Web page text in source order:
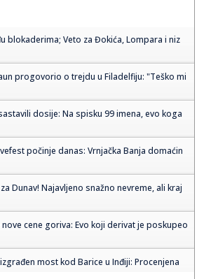
blokaderima; Veto za Đokića, Lompara i niz
progovorio o trejdu u Filadelfiju: "Teško mi
dosije: Na spisku 99 imena, evo koga
počinje danas: Vrnjačka Banja domaćin
Dunav! Najavljeno snažno nevreme, ali kraj
cene goriva: Evo koji derivat je poskupeo
most kod Barice u Inđiji: Procenjena